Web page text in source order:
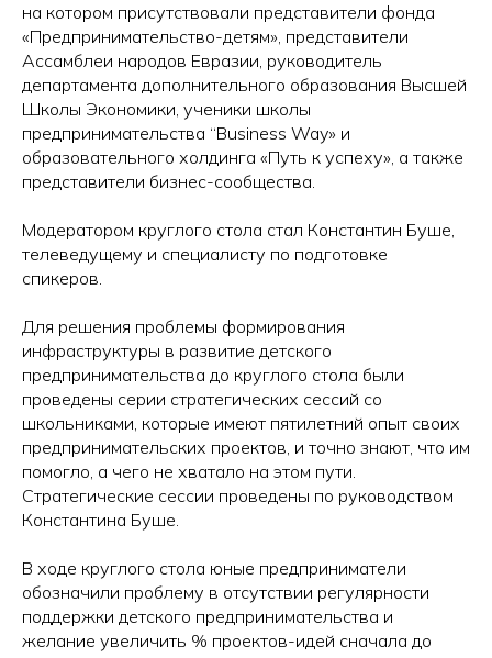
на котором присутствовали представители фонда
«Предпринимательство-детям», представители
Ассамблеи народов Евразии, руководитель
департамента дополнительного образования Высшей
Школы Экономики, ученики школы
предпринимательства “Business Way» и
образовательного холдинга «Путь к успеху», а также
представители бизнес-сообщества.
Модератором круглого стола стал Константин Буше,
телеведущему и специалисту по подготовке
спикеров.
Для решения проблемы формирования
инфраструктуры в развитие детского
предпринимательства до круглого стола были
проведены серии стратегических сессий со
школьниками, которые имеют пятилетний опыт своих
предпринимательских проектов, и точно знают, что им
помогло, а чего не хватало на этом пути.
Стратегические сессии проведены по руководством
Константина Буше.
В ходе круглого стола юные предприниматели
обозначили проблему в отсутствии регулярности
поддержки детского предпринимательства и
желание увеличить % проектов-идей сначала до